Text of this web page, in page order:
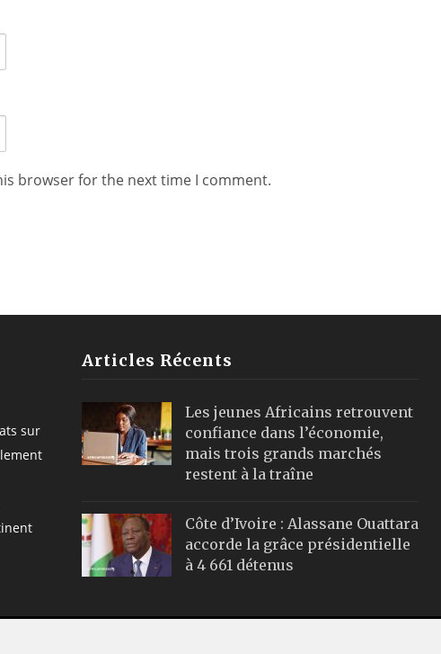
browser for the next time I comment.
sur
Articles Récents
Les jeunes Africains retrouvent
confiance dans l’économie,
mais trois grands marchés
restent à la traîne
Côte d’Ivoire : Alassane Ouattara
accorde la grâce présidentielle
à 4 661 détenus